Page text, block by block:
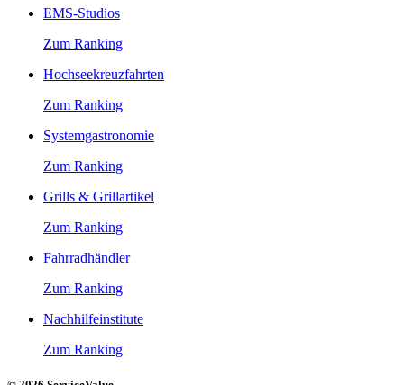
EMS-Studios
Zum Ranking
Hochseekreuzfahrten
Zum Ranking
Systemgastronomie
Zum Ranking
Grills & Grillartikel
Zum Ranking
Fahrradhändler
Zum Ranking
Nachhilfeinstitute
Zum Ranking